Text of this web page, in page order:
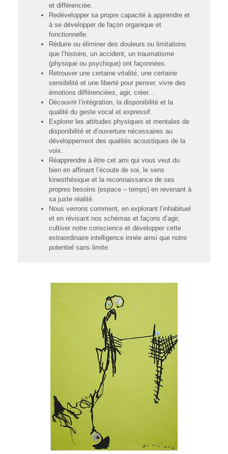
et différenciée.
Redévelopper sa propre capacité à apprendre et
à se développer de façon organique et
fonctionnelle.
Réduire ou éliminer des douleurs ou limitations
que l’histoire, un accident, un traumatisme
(physique ou psychique) ont façonnées.
Retrouver une certaine vitalité, une certaine
sensibilité et une liberté pour penser, vivre des
émotions différenciées, agir, créer…
Découvrir l’intégration, la disponibilité et la
qualité du geste vocal et expressif.
Explorer les attitudes physiques et mentales de
disponibilité et d’ouverture nécessaires au
développement des qualités acoustiques de la
voix.
Réapprendre à être cet ami qui vous veut du
bien en affinant l’écoute de soi, le sens
kinesthésique et la reconnaissance de ses
propres besoins (espace – temps) en revenant à
sa juste réalité.
Nous verrons comment, en explorant l’inhabituel
et en révisant nos schémas et façons d’agir,
cultiver notre conscience et développer cette
extraordinaire intelligence innée ainsi que notre
potentiel sans limite.